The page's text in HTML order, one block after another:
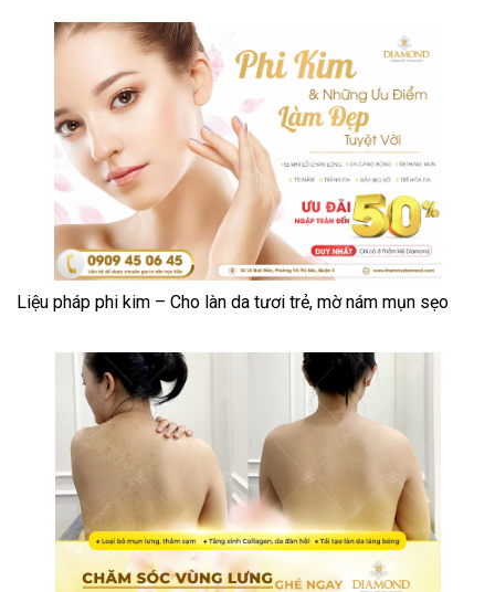
Liệu pháp phi kim – Cho làn da tươi trẻ, mờ nám mụn sẹo